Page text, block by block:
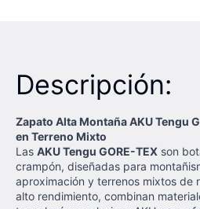
Descripción:
Zapato Alta Montaña AKU Tengu
en Terreno Mixto
Las AKU Tengu GORE-TEX son
crampón, diseñadas para
aproximación y terrenos mixtos de
alto rendimiento, combinan